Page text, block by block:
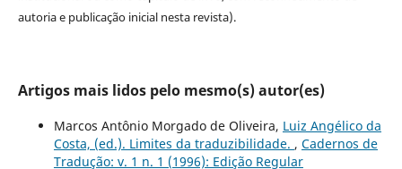
autoria e publicação inicial nesta revista).
Artigos mais lidos pelo mesmo(s) autor(es)
Marcos Antônio Morgado de Oliveira, Luiz Angélico da
Costa, (ed.). Limites da traduzibilidade. , Cadernos de
Tradução: v. 1 n. 1 (1996): Edição Regular